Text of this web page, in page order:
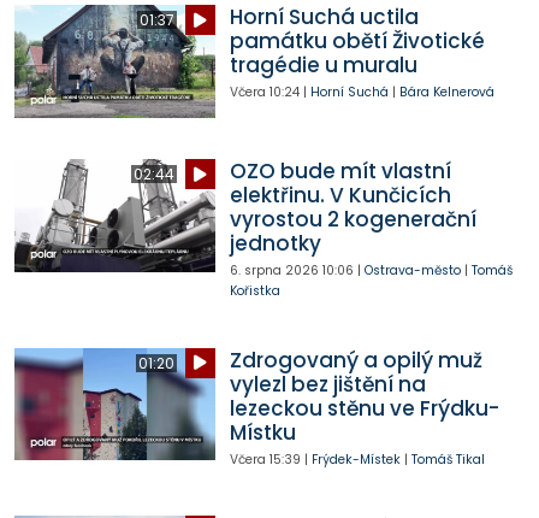
01:37
Horní Suchá uctila
památku obětí Životické
tragédie u muralu
Včera 10:24| Horní Suchá | Bára Kelnerová
02:44
OZO bude mít vlastní
elektřinu. V Kunčicích
vyrostou 2 kogenerační
jednotky
6. srpna 2026 10:06 | Ostrava-město| Tomáš
Kořistka
01:20
Zdrogovaný a opilý muž
vylezl bez jištění na
lezeckou stěnu ve Frýdku-
Místku
Včera 15:39 | Frýdek-Místek| Tomáš Tikal